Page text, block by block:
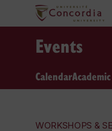
Events
Calendar
WORKSHOPS &